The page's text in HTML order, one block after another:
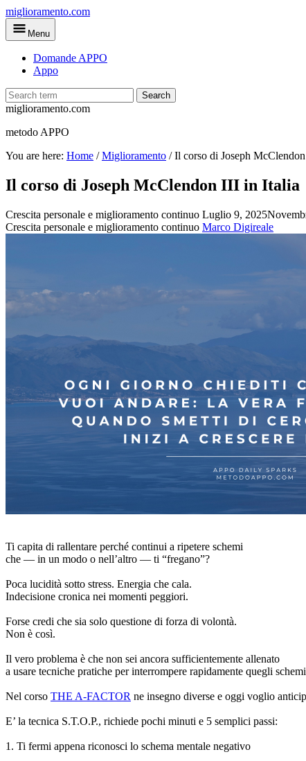
Skip
to
main
miglioramento.com
Menu
Domande APPO
Appo
Search
miglioramento.com
metodo APPO
You are here: Home /Miglioramento /Il corso di Joseph
Il corso di Joseph McClendon III in Italia
Crescita personale e miglioramento continuo Luglio 9, 2025
Crescita personale e miglioramento continuo Marco Digireale
Ti capita di rallentare perché continui a ripetere schemi
che — in un modo o nell’altro — ti “fregano”?
Poca lucidità sotto stress. Energia che cala.
Indecisione cronica nei momenti peggiori.
Forse credi che sia solo questione di forza di volontà.
Non è così.
Il vero problema è che non sei ancora sufficientemente allenato
a usare tecniche pratiche per interrompere rapidamente quegli
Nel corso THE A-FACTOR ne insegno diverse e oggi voglio
E’ la tecnica S.T.O.P., richiede pochi minuti e 5 semplici passi:
1. Ti fermi appena riconosci lo schema mentale negativo